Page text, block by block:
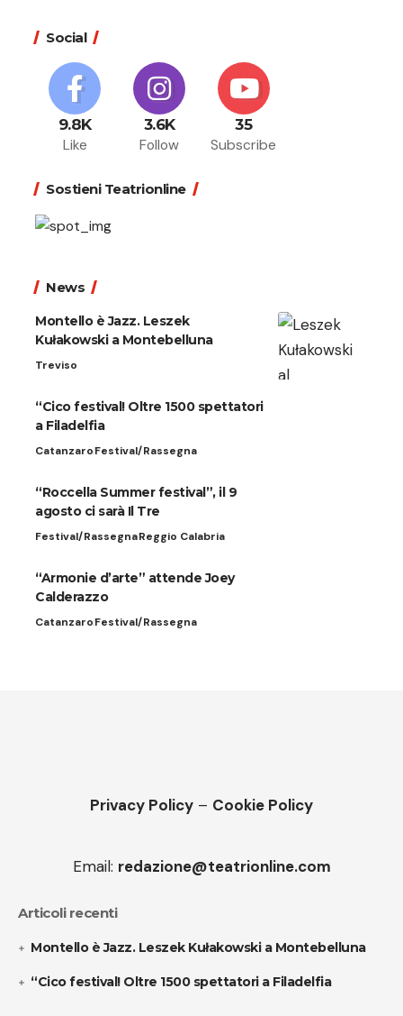
Social
9.8K
Like
3.6K
Follow
35
Subscribe
Sostieni Teatrionline
News
Montello è Jazz. Leszek
Kułakowski a Montebelluna
Treviso
“Cico festival! Oltre 1500 spettatori
a Filadelfia
CatanzaroFestival/Rassegna
“Roccella Summer festival”, il 9
agosto ci sarà Il Tre
Festival/RassegnaReggio Calabria
“Armonie d’arte” attende Joey
Calderazzo
CatanzaroFestival/Rassegna
Privacy Policy – Cookie Policy
Email: redazione@teatrionline.com
Articoli recenti
Montello è Jazz. Leszek Kułakowski a Montebelluna
“Cico festival! Oltre 1500 spettatori a Filadelfia